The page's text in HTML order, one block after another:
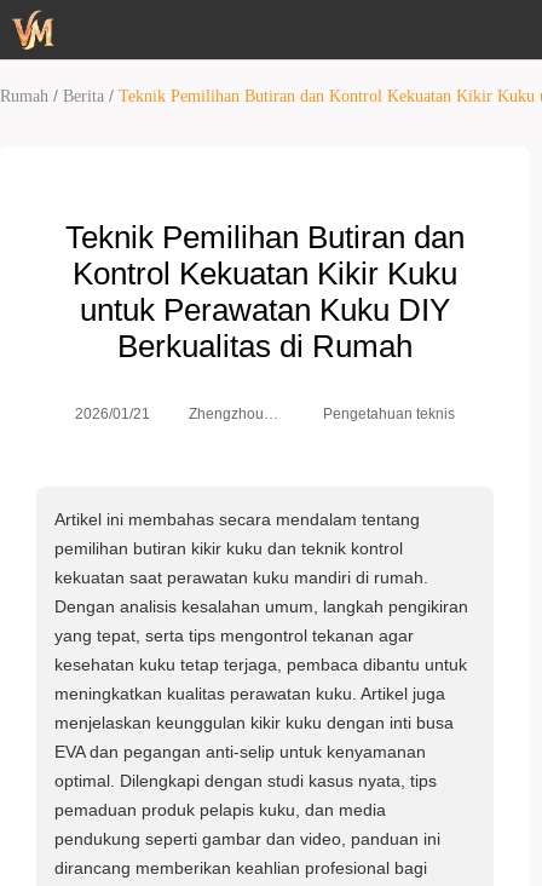
Rumah / Berita / Teknik Pemilihan Butiran dan Kontrol Kekuatan Kikir Kuku
Teknik Pemilihan Butiran dan
Kontrol Kekuatan Kikir Kuku
untuk Perawatan Kuku DIY
Berkualitas di Rumah
2026/01/21
Zhengzhou
Pengetahuan teknis
Artikel ini membahas secara mendalam tentang
pemilihan butiran kikir kuku dan teknik kontrol
kekuatan saat perawatan kuku mandiri di rumah.
Dengan analisis kesalahan umum, langkah pengikiran
yang tepat, serta tips mengontrol tekanan agar
kesehatan kuku tetap terjaga, pembaca dibantu untuk
meningkatkan kualitas perawatan kuku. Artikel juga
menjelaskan keunggulan kikir kuku dengan inti busa
EVA dan pegangan anti-selip untuk kenyamanan
optimal. Dilengkapi dengan studi kasus nyata, tips
pemaduan produk pelapis kuku, dan media
pendukung seperti gambar dan video, panduan ini
dirancang memberikan keahlian profesional bagi